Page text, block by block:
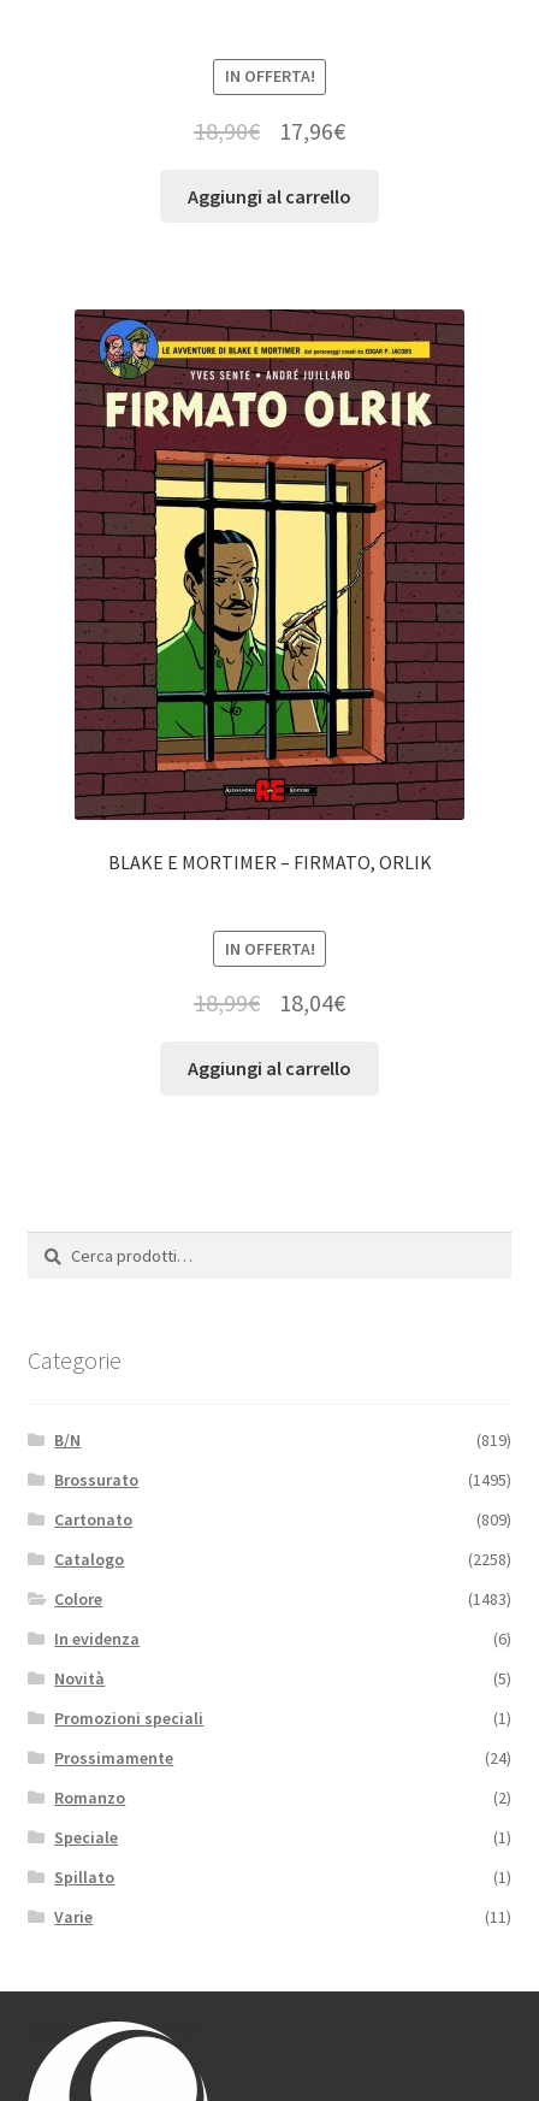
IN OFFERTA!
18,90€ 17,96€
Aggiungi al carrello
BLAKE E MORTIMER – FIRMATO, ORLIK
IN OFFERTA!
18,99€ 18,04€
Aggiungi al carrello
Cerca:
Cerca
Categorie
B/N
(819)
Brossurato
(1495)
Cartonato
(809)
Catalogo
(2258)
Colore
(1483)
In evidenza
(6)
Novità
(5)
Promozioni speciali
(1)
Prossimamente
(24)
Romanzo
(2)
Speciale
(1)
Spillato
(1)
Varie
(11)